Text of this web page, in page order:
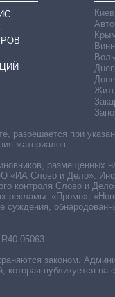
Киев
05063
законом.
публикуется на
разрешается при
материалов.
размещенных
Слово и Дело».
контроля Слово и
рекламы: «Промо»,
суждения,